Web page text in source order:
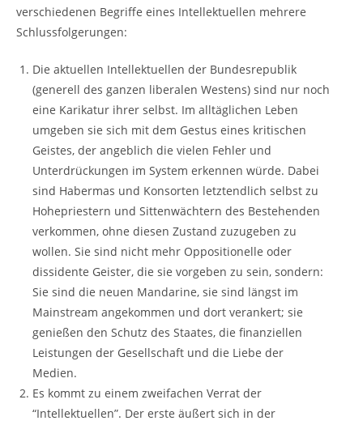
verschiedenen Begriffe eines Intellektuellen mehrere
Schlussfolgerungen:
Die aktuellen Intellektuellen der Bundesrepublik
(generell des ganzen liberalen Westens) sind nur noch
eine Karikatur ihrer selbst. Im alltäglichen Leben
umgeben sie sich mit dem Gestus eines kritischen
Geistes, der angeblich die vielen Fehler und
Unterdrückungen im System erkennen würde. Dabei
sind Habermas und Konsorten letztendlich selbst zu
Hohepriestern und Sittenwächtern des Bestehenden
verkommen, ohne diesen Zustand zuzugeben zu
wollen. Sie sind nicht mehr Oppositionelle oder
dissidente Geister, die sie vorgeben zu sein, sondern:
Sie sind die neuen Mandarine, sie sind längst im
Mainstream angekommen und dort verankert; sie
genießen den Schutz des Staates, die finanziellen
Leistungen der Gesellschaft und die Liebe der
Medien.
Es kommt zu einem zweifachen Verrat der
“Intellektuellen”. Der erste äußert sich in der